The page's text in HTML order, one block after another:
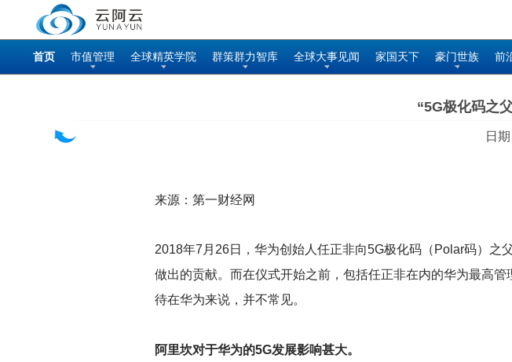
首页 市值管理 全球精英学院 群策群力智库 全球大事见闻 家国天下 豪门世族 前
“5G极化码之
日
来源：第一财经网
2018年7月26日，华为创始人任正非向5G极化码（Polar码）之
做出的贡献。而在仪式开始之前，包括任正非在内的华为最高
待在华为来说，并不常见。
阿里坎对于华为的5G发展影响甚大。